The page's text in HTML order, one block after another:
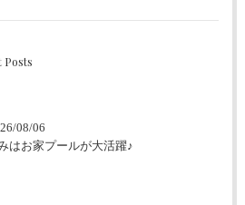
Posts
08/06
はお家プールが大活躍♪